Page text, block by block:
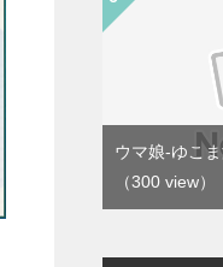
ウマ娘-ゆこ
（300 view）